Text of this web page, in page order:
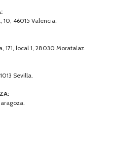
10, 46015 Valencia.
171, local 1, 28030 Moratalaz.
Sevilla.